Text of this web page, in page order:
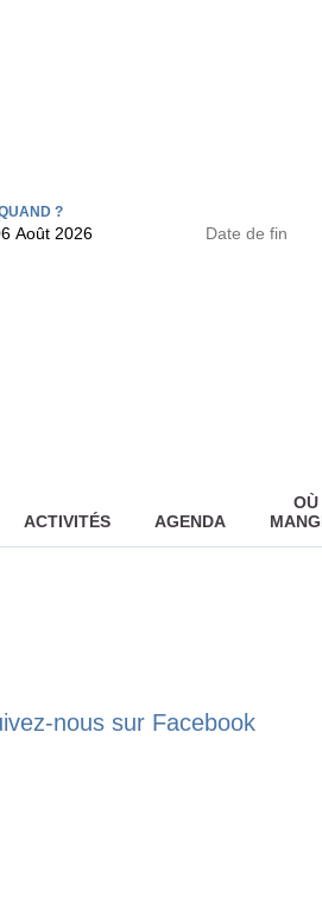
?
ACTIVITÉS AGENDA
OÙ
nous sur Facebook